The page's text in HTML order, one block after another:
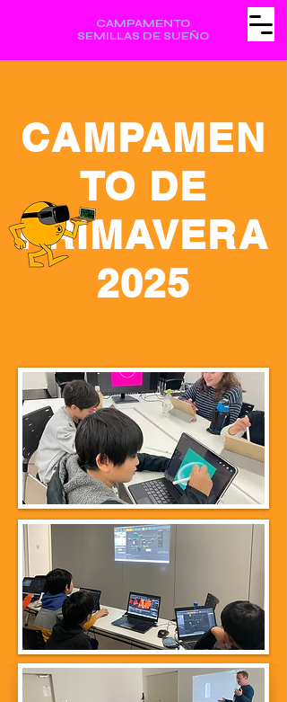
CAMPAMENTO
SEMILLAS DE SUEÑO
CAMPAMEN
TO DE
PRIMAVERA
2025